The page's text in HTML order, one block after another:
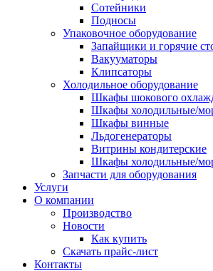
Сотейники
Подносы
Упаковочное оборудование
Запайщики и горячие
Вакууматоры
Клипсаторы
Холодильное оборудование
Шкафы шокового
Шкафы холодильные/
Шкафы винные
Льдогенераторы
Витрины кондитерские
Шкафы холодильные/
Запчасти для оборудования
Услуги
О компании
Производство
Новости
Как купить
Скачать прайс-лист
Контакты